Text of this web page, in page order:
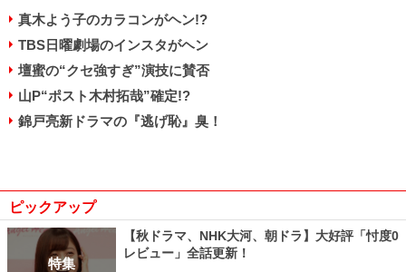
真木よう子のカラコンがヘン!?
TBS日曜劇場のインスタがヘン
壇蜜の“クセ強すぎ”演技に賛否
山P“ポスト木村拓哉”確定!?
錦戸亮新ドラマの『逃げ恥』臭！
ピックアップ
特集
【秋ドラマ、NHK大河、朝ドラ】大好評「忖度0
レビュー」全話更新！